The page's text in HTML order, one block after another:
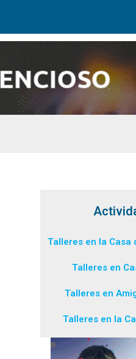
Talleres en la Casa
Talleres en
Talleres en
Talleres en la